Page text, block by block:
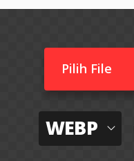
Pilih File
WEBP